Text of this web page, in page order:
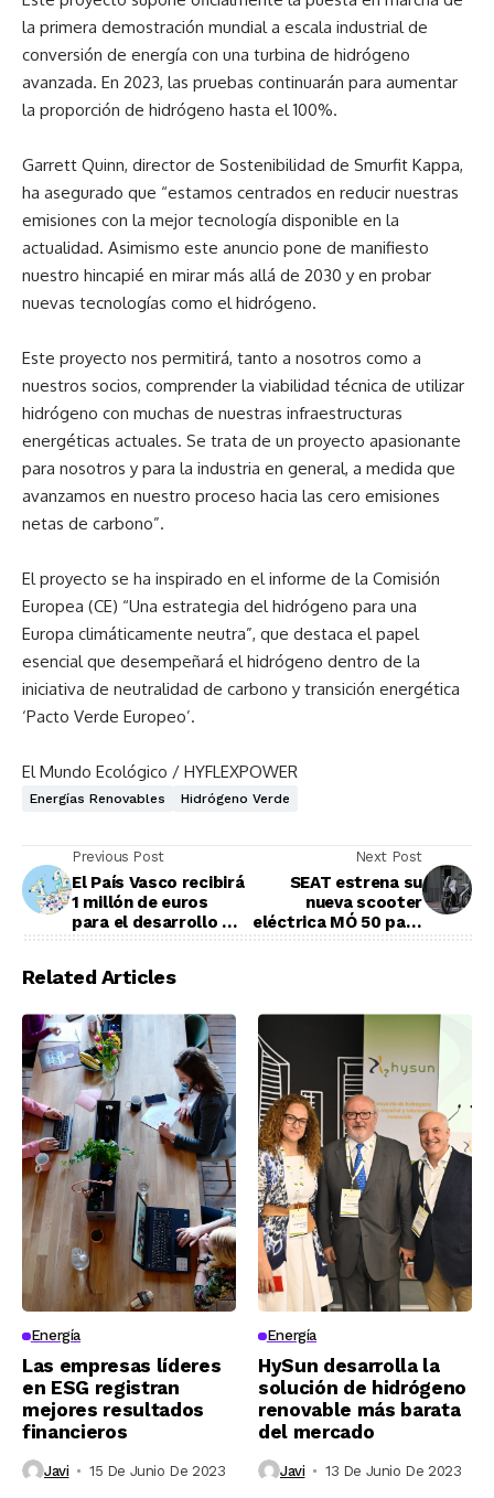
la primera demostración mundial a escala industrial de
conversión de energía con una turbina de hidrógeno
avanzada. En 2023, las pruebas continuarán para aumentar
la proporción de hidrógeno hasta el 100%.
Garrett Quinn, director de Sostenibilidad de Smurfit Kappa,
ha asegurado que “estamos centrados en reducir nuestras
emisiones con la mejor tecnología disponible en la
actualidad. Asimismo este anuncio pone de manifiesto
nuestro hincapié en mirar más allá de 2030 y en probar
nuevas tecnologías como el hidrógeno.
Este proyecto nos permitirá, tanto a nosotros como a
nuestros socios, comprender la viabilidad técnica de utilizar
hidrógeno con muchas de nuestras infraestructuras
energéticas actuales. Se trata de un proyecto apasionante
para nosotros y para la industria en general, a medida que
avanzamos en nuestro proceso hacia las cero emisiones
netas de carbono”.
El proyecto se ha inspirado en el informe de la Comisión
Europea (CE) “Una estrategia del hidrógeno para una
Europa climáticamente neutra”, que destaca el papel
esencial que desempeñará el hidrógeno dentro de la
iniciativa de neutralidad de carbono y transición energética
‘Pacto Verde Europeo’.
El Mundo Ecológico / HYFLEXPOWER
Energías Renovables Hidrógeno Verde
Previous Post
El País Vasco recibirá
1 millón de euros
para el desarrollo de
Next Post
SEAT estrena su
nueva scooter
eléctrica MÓ 50 para
Related Articles
Energía
Las empresas líderes
en ESG registran
mejores resultados
financieros
Javi 15 De Junio De 2023
Energía
HySun desarrolla la
solución de hidrógeno
renovable más barata
del mercado
Javi 13 De Junio De 2023